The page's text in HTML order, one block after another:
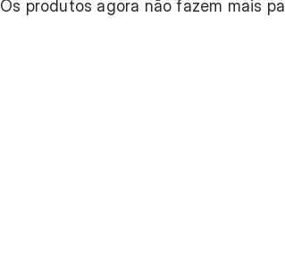
Os produtos agora não fazem mais